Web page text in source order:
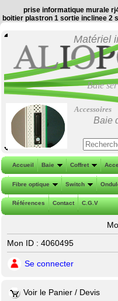
prise informatique murale
boitier plastron 1 sortie inclinee 2
Matériel
Baie
Accessoires
Baie
Accueil Baie Coffret
Fibre optique Switch
Références Contact C.G.V
Mon ID : 4060495
Se connecter
Voir le Panier / Devis